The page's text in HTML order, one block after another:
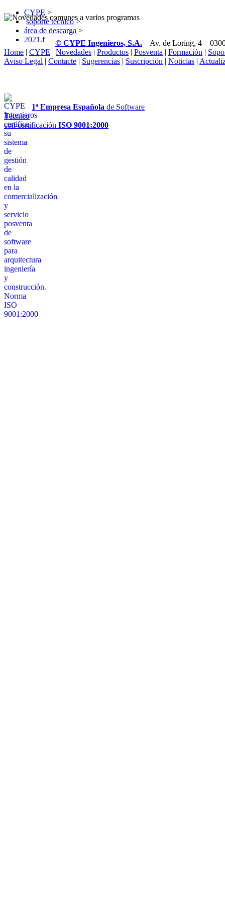
CYPE >
soporte técnico>
área de descarga >
2021.f
© CYPE Ingenieros, S.A. – Av. de Loring, 4 –
Home | CYPE | Novedades | Productos | Posventa | Formación |
Aviso Legal | Contacte | Sugerencias | Suscripción | Noticias |
1ª Empresa Española de Software
Técnico
con certificación ISO 9001:2000